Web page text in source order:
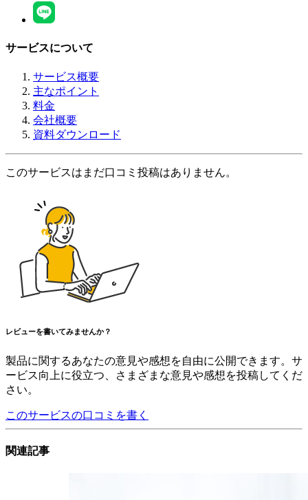
サービスについて
サービス概要
主なポイント
料金
会社概要
資料ダウンロード
このサービスはまだ口コミ投稿はありません。
レビューを書いてみませんか？
製品に関するあなたの意見や感想を自由に公開できます。サ
ービス向上に役立つ、さまざまな意見や感想を投稿してくだ
さい。
このサービスの口コミを書く
関連記事